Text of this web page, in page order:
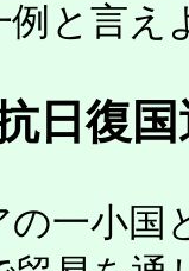
例と言え
復国
一小国